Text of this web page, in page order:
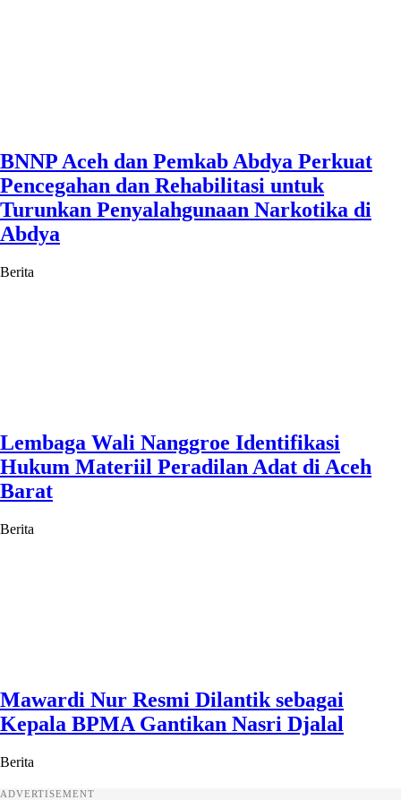
BNNP Aceh dan Pemkab Abdya Perkuat
Pencegahan dan Rehabilitasi untuk
Turunkan Penyalahgunaan Narkotika di
Abdya
Berita
Lembaga Wali Nanggroe Identifikasi
Hukum Materiil Peradilan Adat di Aceh
Barat
Berita
Mawardi Nur Resmi Dilantik sebagai
Kepala BPMA Gantikan Nasri Djalal
Berita
ADVERTISEMENT